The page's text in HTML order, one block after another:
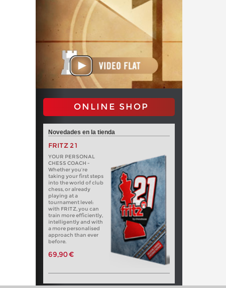
ONLINE SHOP
Novedades en la tienda
FRITZ 21
YOUR PERSONAL
CHESS COACH -
Whether you’re
taking your first steps
into the world of club
chess, or already
playing at a
tournament level:
with FRITZ, you can
train more efficiently,
intelligently and with
a more personalised
approach than ever
before.
69,90 €